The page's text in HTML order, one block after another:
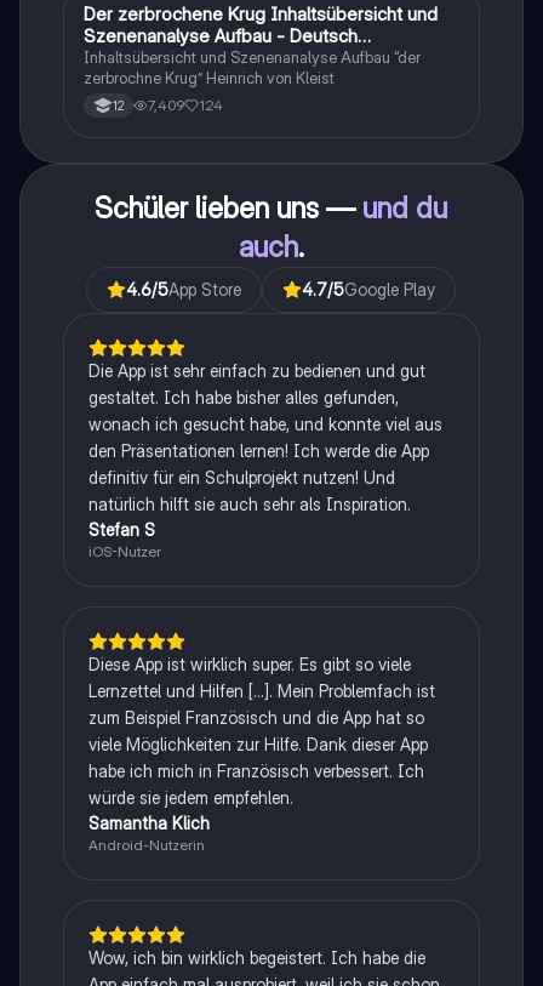
Deutsch
Der zerbrochene Krug Inhaltsübersicht und
Szenenanalyse Aufbau - Deutsch
Q1/Q2/Abitur
Inhaltsübersicht und Szenenanalyse Aufbau “der
zerbrochne Krug” Heinrich von Kleist
12 7,409 124
Schüler lieben uns — und du
auch.
4.6/5App Store 4.7/5Google Play
Die App ist sehr einfach zu bedienen und gut
gestaltet. Ich habe bisher alles gefunden,
wonach ich gesucht habe, und konnte viel aus
den Präsentationen lernen! Ich werde die App
definitiv für ein Schulprojekt nutzen! Und
natürlich hilft sie auch sehr als Inspiration.
Stefan S
iOS-Nutzer
Diese App ist wirklich super. Es gibt so viele
Lernzettel und Hilfen [...]. Mein Problemfach ist
zum Beispiel Französisch und die App hat so
viele Möglichkeiten zur Hilfe. Dank dieser App
habe ich mich in Französisch verbessert. Ich
würde sie jedem empfehlen.
Samantha Klich
Android-Nutzerin
Wow, ich bin wirklich begeistert. Ich habe die